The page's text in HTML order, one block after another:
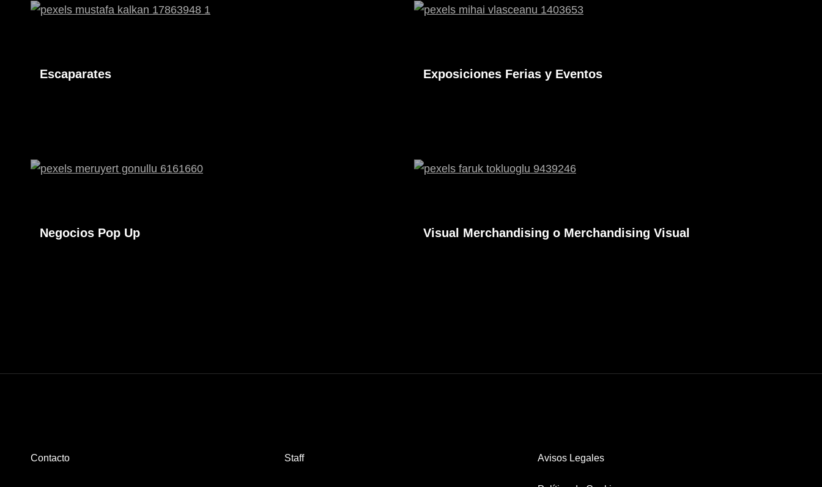
Escaparates Exposiciones Ferias y Eventos
Negocios Pop Up Visual Merchandising o Merchandising Visual
Contacto Staff Avisos Legales